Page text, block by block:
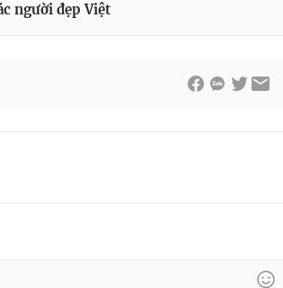
người đẹp Việt